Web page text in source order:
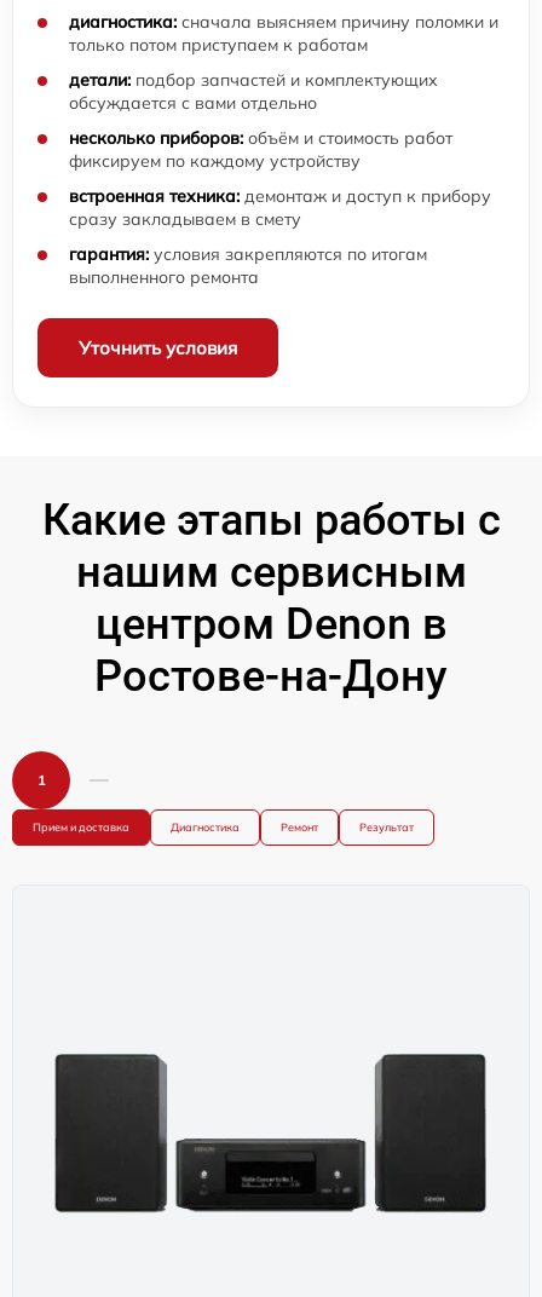
диагностика: сначала выясняем причину поломки и
только потом приступаем к работам
детали: подбор запчастей и комплектующих
обсуждается с вами отдельно
несколько приборов: объём и стоимость работ
фиксируем по каждому устройству
встроенная техника: демонтаж и доступ к прибору
сразу закладываем в смету
гарантия: условия закрепляются по итогам
выполненного ремонта
Уточнить условия
Какие этапы работы с
нашим сервисным
центром Denon в
Ростове-на-Дону
1
Прием и доставка Диагностика Ремонт Результат